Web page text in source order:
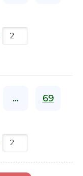
... 69